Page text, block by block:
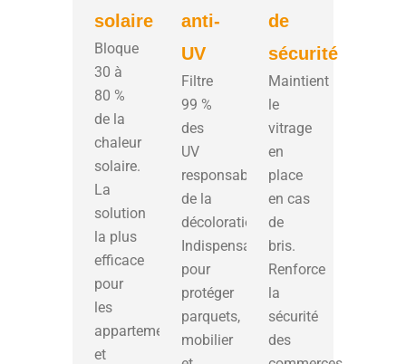
solaire
Bloque
30 à
80 %
de la
chaleur
solaire.
La
solution
la plus
efficace
pour
les
appartements
et
anti-
UV
Filtre
99 %
des
UV
responsables
de la
décoloration.
Indispensable
pour
protéger
parquets,
mobilier
de
sécurité
Maintient
le
vitrage
en
place
en cas
de
bris.
Renforce
la
sécurité
des